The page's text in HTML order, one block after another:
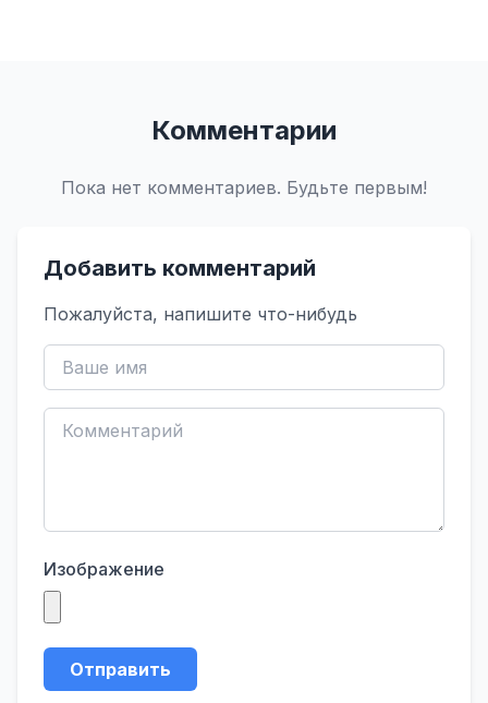
Комментарии
Пока нет комментариев. Будьте первым!
Добавить комментарий
Пожалуйста, напишите что-нибудь
Изображение
Отправить